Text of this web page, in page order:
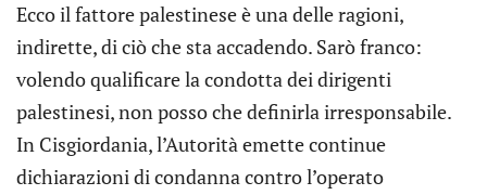
Ecco il fattore palestinese è una delle ragioni,
indirette, di ciò che sta accadendo. Sarò franco:
volendo qualificare la condotta dei dirigenti
palestinesi, non posso che definirla irresponsabile.
In Cisgiordania, l’Autorità emette continue
dichiarazioni di condanna contro l’operato